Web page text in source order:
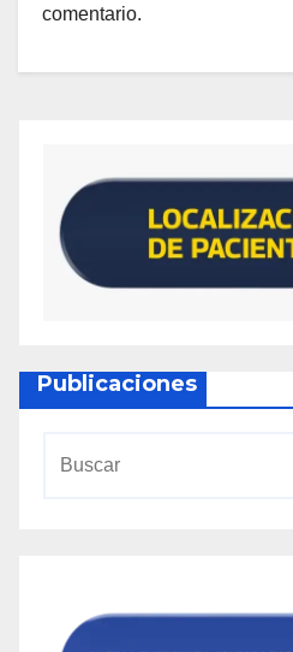
comentario.
Publicaciones